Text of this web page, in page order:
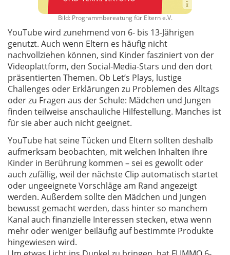
Bild: Programmbereatung für Eltern e.V.
YouTube wird zunehmend von 6- bis 13-Jährigen
genutzt. Auch wenn Eltern es häufig nicht
nachvollziehen können, sind Kinder fasziniert von der
Videoplattform, den Social-Media-Stars und den dort
präsentierten Themen. Ob Let’s Plays, lustige
Challenges oder Erklärungen zu Problemen des Alltags
oder zu Fragen aus der Schule: Mädchen und Jungen
finden teilweise anschauliche Hilfestellung. Manches ist
für sie aber auch nicht geeignet.
YouTube hat seine Tücken und Eltern sollten deshalb
aufmerksam beobachten, mit welchen Inhalten ihre
Kinder in Berührung kommen – sei es gewollt oder
auch zufällig, weil der nächste Clip automatisch startet
oder ungeeignete Vorschläge am Rand angezeigt
werden. Außerdem sollte den Mädchen und Jungen
bewusst gemacht werden, dass hinter so manchem
Kanal auch finanzielle Interessen stecken, etwa wenn
mehr oder weniger beiläufig auf bestimmte Produkte
hingewiesen wird.